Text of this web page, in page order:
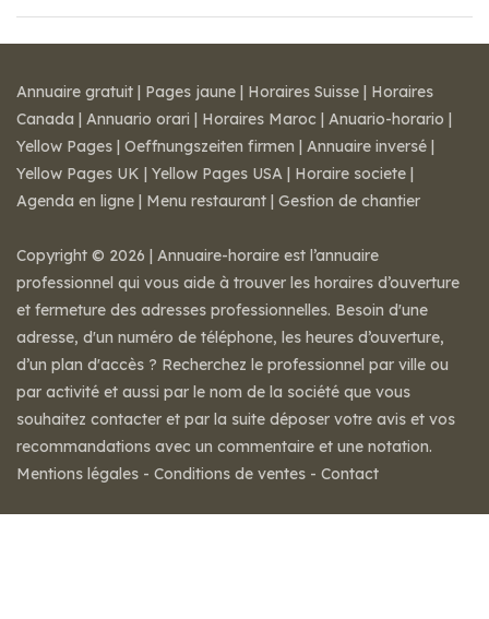
Annuaire gratuit | Pages jaune | Horaires Suisse | Horaires
Canada | Annuario orari | Horaires Maroc | Anuario-horario |
Yellow Pages | Oeffnungszeiten firmen | Annuaire inversé |
Yellow Pages UK | Yellow Pages USA | Horaire societe |
Agenda en ligne | Menu restaurant | Gestion de chantier
Copyright © 2026 | Annuaire-horaire est l’annuaire
professionnel qui vous aide à trouver les horaires d’ouverture
et fermeture des adresses professionnelles. Besoin d'une
adresse, d'un numéro de téléphone, les heures d’ouverture,
d’un plan d'accès ? Recherchez le professionnel par ville ou
par activité et aussi par le nom de la société que vous
souhaitez contacter et par la suite déposer votre avis et vos
recommandations avec un commentaire et une notation.
Mentions légales - Conditions de ventes - Contact